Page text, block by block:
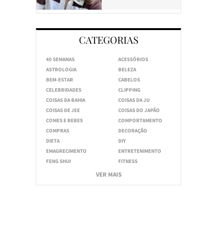
CATEGORIAS
40 SEMANAS
ACESSÓRIOS
ASTROLOGIA
BELEZA
BEM-ESTAR
CABELOS
CELEBRIDADES
CLIPPING
COISAS DA BAHIA
COISAS DA JU
COISAS DE JEE
COISAS DO JAPÃO
COMES E BEBES
COMPORTAMENTO
COMPRAS
DECORAÇÃO
DIETA
DIY
EMAGRECIMENTO
ENTRETENIMENTO
FENG SHUI
FITNESS
VER MAIS